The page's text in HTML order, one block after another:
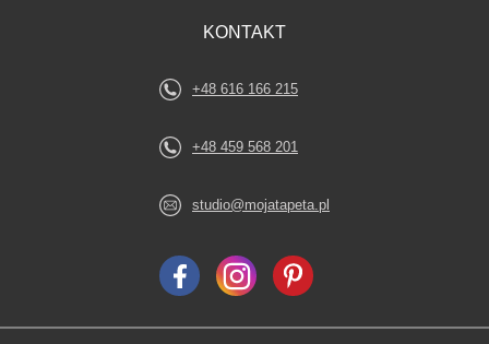
KONTAKT
+48 616 166 215
+48 459 568 201
studio@mojatapeta.pl